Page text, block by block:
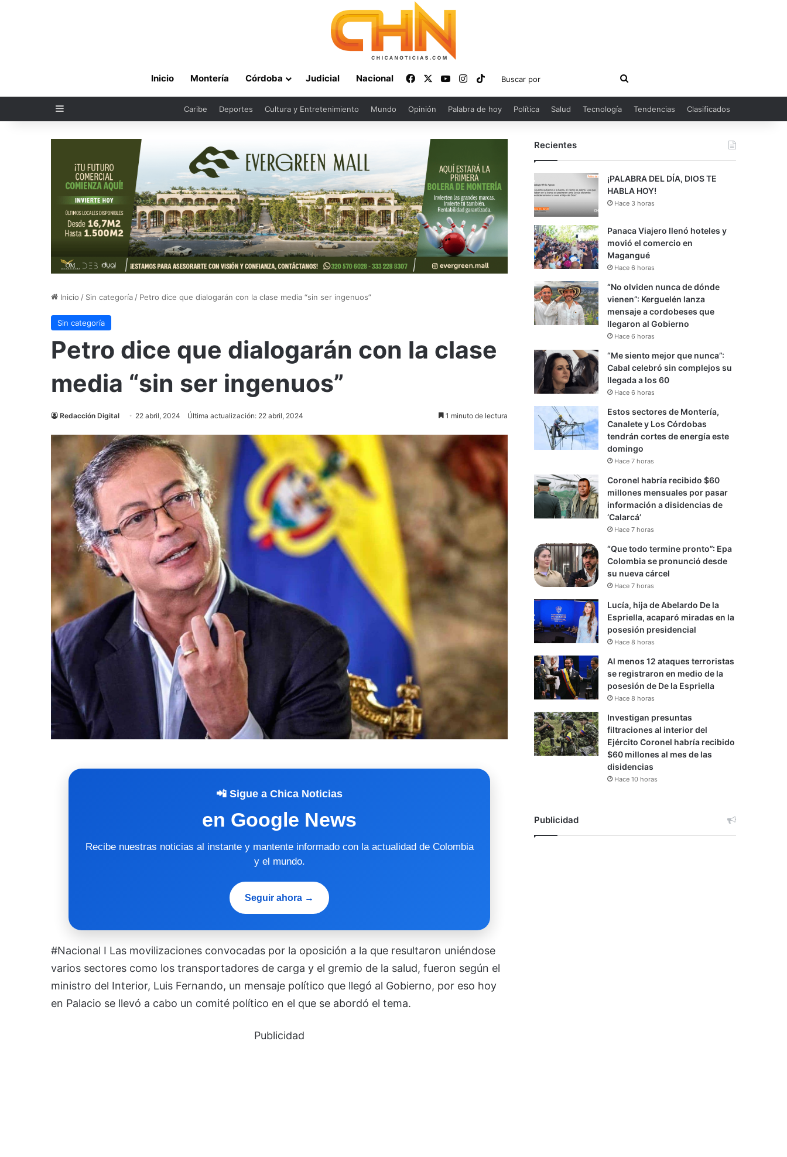
Inicio Montería Córdoba Judicial Nacional FacebookYouTubeInstagram
TikTok
Buscar
por
Sidebar Caribe Deportes Cultura y Entretenimiento Mundo Opinión Palabra de hoy Política Salud Tecnología Tendencias Clasificados
Inicio / Sin categoría / Petro dice que dialogarán con la clase media “sin ser ingenuos”
Sin categoría
Petro dice que dialogarán con la clase
media “sin ser ingenuos”
Redacción Digital 22 abril, 2024 Última actualización: 22 abril, 2024 1 minuto de lectura
📲 Sigue a Chica Noticias
en Google News
Recibe nuestras noticias al instante y mantente informado con la actualidad de Colombia
y el mundo.
Seguir ahora →
#Nacional I Las movilizaciones convocadas por la oposición a la que resultaron uniéndose
varios sectores como los transportadores de carga y el gremio de la salud, fueron según el
ministro del Interior, Luis Fernando, un mensaje político que llegó al Gobierno, por eso hoy
en Palacio se llevó a cabo un comité político en el que se abordó el tema.
Publicidad
Recientes
¡PALABRA DEL DÍA, DIOS TE
HABLA HOY!
Hace 3 horas
Panaca Viajero llenó hoteles y
movió el comercio en
Magangué
Hace 6 horas
“No olviden nunca de dónde
vienen”: Kerguelén lanza
mensaje a cordobeses que
llegaron al Gobierno
Hace 6 horas
“Me siento mejor que nunca”:
Cabal celebró sin complejos su
llegada a los 60
Hace 6 horas
Estos sectores de Montería,
Canalete y Los Córdobas
tendrán cortes de energía este
domingo
Hace 7 horas
Coronel habría recibido $60
millones mensuales por pasar
información a disidencias de
‘Calarcá’
Hace 7 horas
“Que todo termine pronto”: Epa
Colombia se pronunció desde
su nueva cárcel
Hace 7 horas
Lucía, hija de Abelardo De la
Espriella, acaparó miradas en la
posesión presidencial
Hace 8 horas
Al menos 12 ataques terroristas
se registraron en medio de la
posesión de De la Espriella
Hace 8 horas
Investigan presuntas
filtraciones al interior del
Ejército Coronel habría recibido
$60 millones al mes de las
disidencias
Hace 10 horas
Publicidad